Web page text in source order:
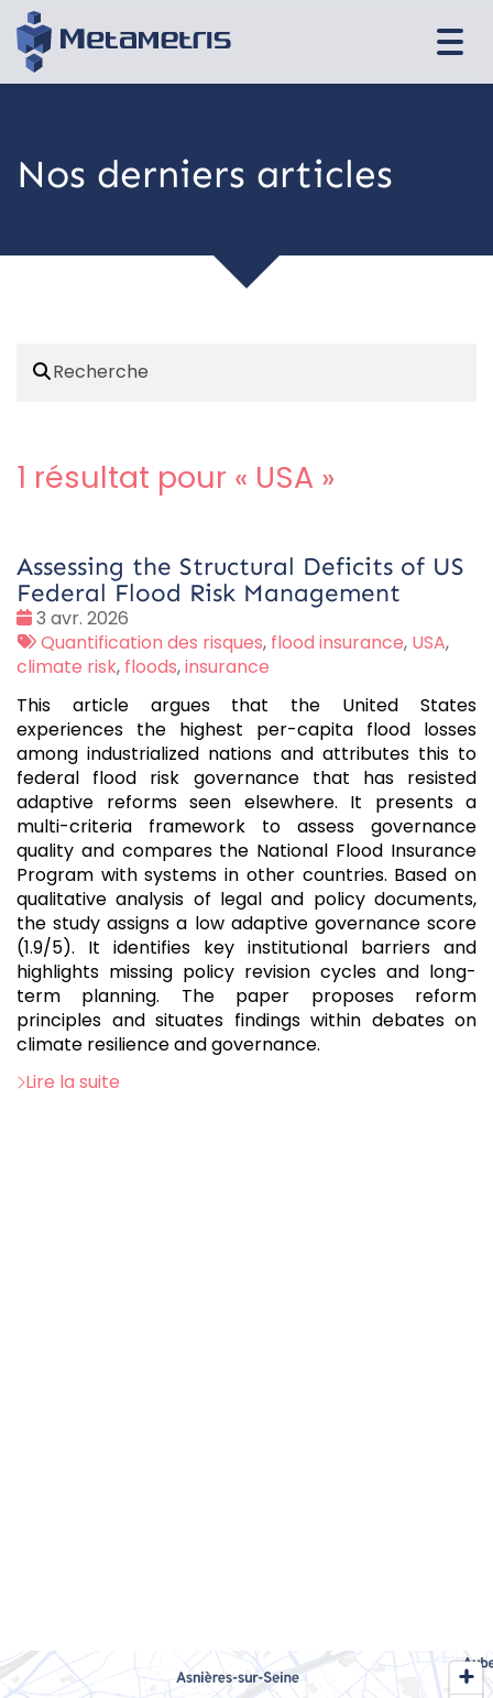
Nos derniers articles
1 résultat pour « USA »
Assessing the Structural Deficits of US
Federal Flood Risk Management
Date
:
3 avr. 2026
Tags
:
Quantification des risques, flood insurance, USA,
climate risk, floods,insurance
This article argues that the United States
experiences the highest per-capita flood losses
among industrialized nations and attributes this to
federal flood risk governance that has resisted
adaptive reforms seen elsewhere. It presents a
multi-criteria framework to assess governance
quality and compares the National Flood Insurance
Program with systems in other countries. Based on
qualitative analysis of legal and policy documents,
the study assigns a low adaptive governance score
(1.9/5). It identifies key institutional barriers and
highlights missing policy revision cycles and long-
term planning. The paper proposes reform
principles and situates findings within debates on
climate resilience and governance.
Lire la suite